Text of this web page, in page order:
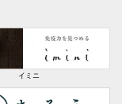
イミニ